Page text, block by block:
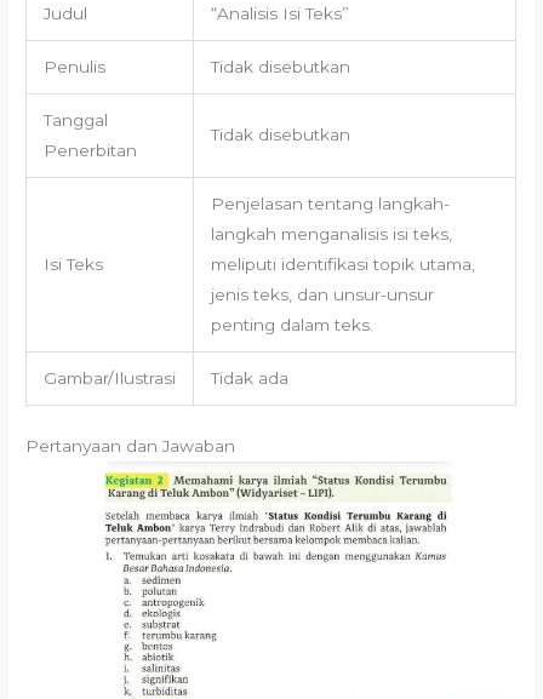
Judul “Analisis Isi Teks”
Penulis Tidak disebutkan
Tanggal
Penerbitan
Tidak disebutkan
Isi Teks
Penjelasan tentang langkah-
langkah menganalisis isi teks,
meliputi identifikasi topik utama,
jenis teks, dan unsur-unsur
penting dalam teks.
Gambar/Ilustrasi Tidak ada
Pertanyaan dan Jawaban